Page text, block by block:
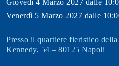
Giovedì 4 Marzo 2027 dalle
Venerdì 5 Marzo 2027 dalle
Presso il quartiere fieristico
Kennedy, 54 – 80125 Napoli